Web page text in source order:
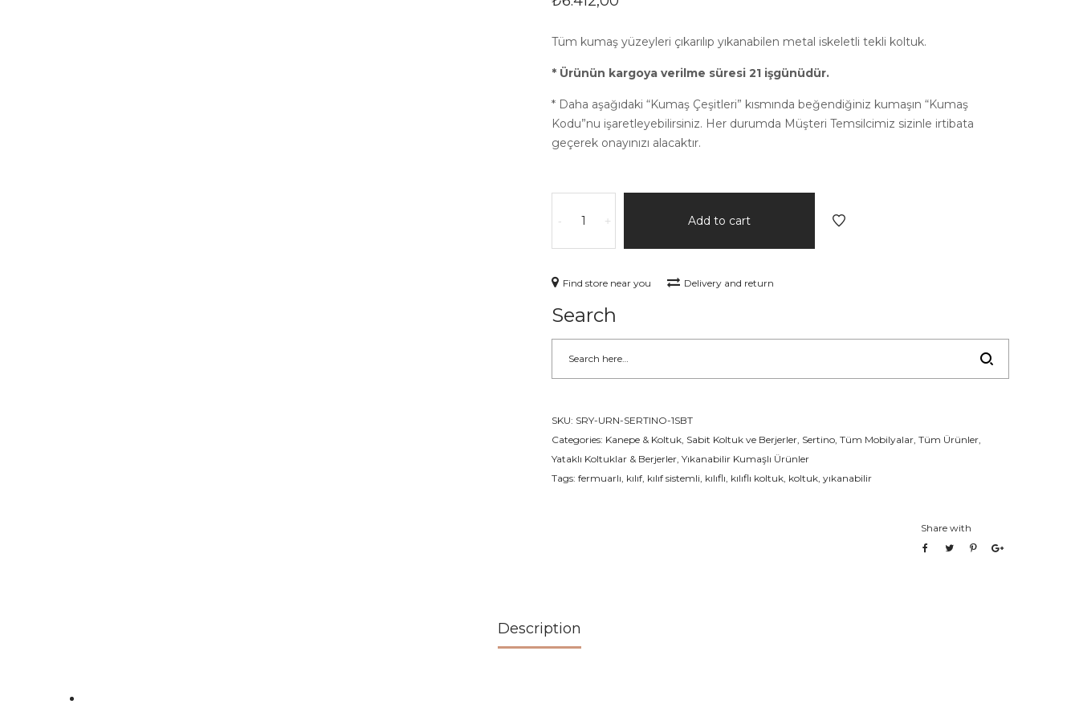
Tüm kumaş yüzeyleri çıkarılıp yıkanabilen metal iskeletli tekli koltuk.
* Ürünün kargoya verilme süresi 21 işgünüdür.
* Daha aşağıdaki “Kumaş Çeşitleri” kısmında beğendiğiniz kumaşın “Kumaş
Kodu”nu işaretleyebilirsiniz. Her durumda Müşteri Temsilcimiz sizinle irtibata
geçerek onayınızı alacaktır.
- + Add to cart
Find store near you Delivery and return
Search
SKU: SRY-URN-SERTINO-1SBT
Categories: Kanepe & Koltuk Sabit Koltuk ve Berjerler Sertino Tüm Mobilyalar Tüm Ürünler
Yataklı Koltuklar & Berjerler Yıkanabilir Kumaşlı Ürünler
Tags: fermuarlı kılıf kılıf sistemli kılıflı kılıflı koltuk koltuk yıkanabilir
Share with
Description